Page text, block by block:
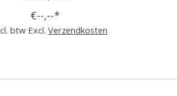
€--,--*
btw Excl. Verzendkosten